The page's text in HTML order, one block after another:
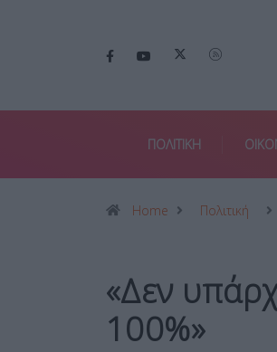
ΠΟΛΙΤΙΚΗ
Home Πολιτική
«Δεν
100%»